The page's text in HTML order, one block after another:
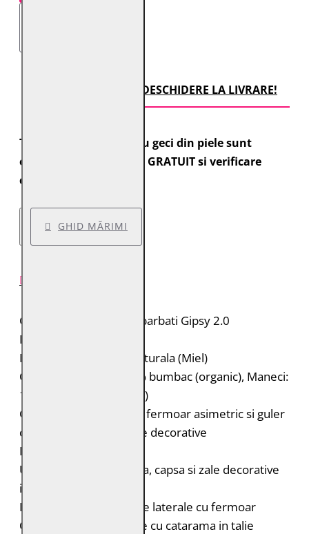
TRANSPORT CU DESCHIDERE LA LIVRARE!
Toate comenzile pentru geci din piele sunt
expediate cu transport GRATUIT si verificare
colet.
GHID MĂRIMI
Geaca de piele pentru barbati Gipsy 2.0
Brand: Gipsy 2.0
Material: 100% piele naturala (Miel)
Captuseala: Corp: 100% bumbac (organic), Maneci:
100% poliester (reciclat)
Geaca de piele biker cu fermoar asimetric si guler
cu rever cu capse si zale decorative
Epoleti cu capsa
Un buzunar mic cu clapa, capsa si zale decorative
in partea stanga
Doua buzunare verticale laterale cu fermoar
Curele laterale reglabile cu catarama in talie